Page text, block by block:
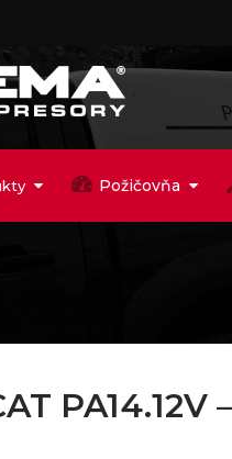
Požičovňa
PA14.12V